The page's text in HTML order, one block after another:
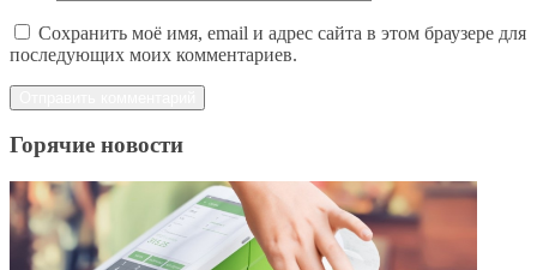
Сохранить моё имя, email и адрес сайта в этом браузере для
последующих моих комментариев.
Горячие новости